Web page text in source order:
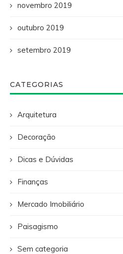
novembro 2019
outubro 2019
setembro 2019
CATEGORIAS
Arquitetura
Decoração
Dicas e Dúvidas
Finanças
Mercado Imobiliário
Paisagismo
Sem categoria